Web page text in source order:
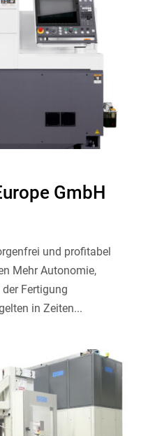
GmbH
und profitabel
Mehr Autonomie,
Fertigung
in Zeiten...